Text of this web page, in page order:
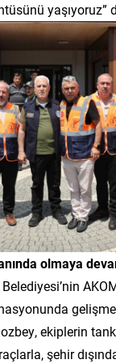
yaşıyoruz”
olmaya
ekiplerin
şehir